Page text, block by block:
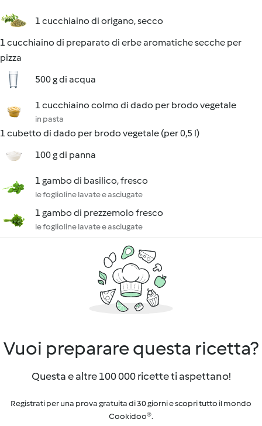
1 cucchiaino di origano, secco
1 cucchiaino di preparato di erbe aromatiche secche per
pizza
500 g di acqua
1 cucchiaino colmo di dado per brodo vegetale
in pasta
1 cubetto di dado per brodo vegetale (per 0,5 l)
100 g di panna
1 gambo di basilico, fresco
le foglioline lavate e asciugate
1 gambo di prezzemolo fresco
le foglioline lavate e asciugate
Vuoi preparare questa ricetta?
Questa e altre 100 000 ricette ti aspettano!
Registrati per una prova gratuita di 30 giorni e scopri tutto il mondo
Cookidoo®.